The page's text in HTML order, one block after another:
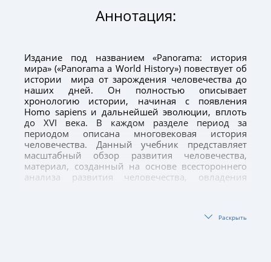
Аннотация:
Издание под названием «Panorama: история
мира» («Panorama a World History») повествует об
истории мира от зарождения человечества до
наших дней. Он полностью описывает
хронологию истории, начиная с появления
Homo sapiens и дальнейшей эволюции, вплоть
до ХVI века. В каждом разделе период за
периодом описана многовековая история
человечества. Данный учебник представляет
масштабный обзор развития человечества,
материал, созданный на основе всестороннего
анализа развития человечества, овладения
историческими фактами. Методика изложения
Раскрыть